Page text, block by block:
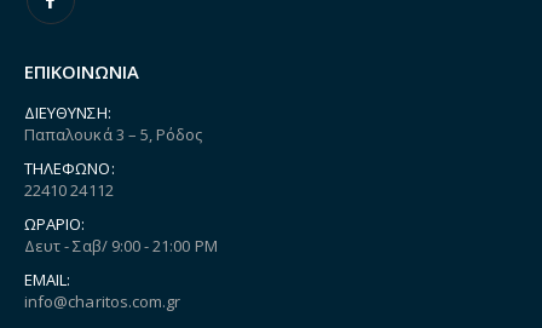
ΕΠΙΚΟΙΝΩΝΙΑ
ΔΙΕΎΘΥΝΣΗ:
Παπαλουκά 3 – 5, Ρόδος
ΤΗΛΈΦΩΝΟ:
22410 24112
ΩΡΆΡΙΟ:
Δευτ - Σαβ/ 9:00 - 21:00 PM
EMAIL:
info@charitos.com.gr